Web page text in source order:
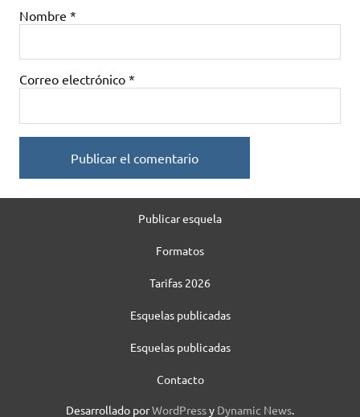
Nombre *
Correo electrónico *
Publicar esquela
Formatos
Tarifas 2026
Esquelas publicadas
Esquelas publicadas
Contacto
Desarrollado porWordPressy Dynamic News.